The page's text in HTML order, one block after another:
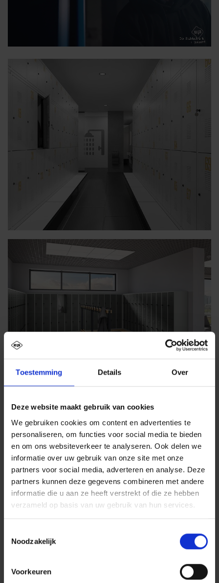
Toestemming Details Over
Deze website maakt gebruik van cookies
We gebruiken cookies om content en advertenties te
personaliseren, om functies voor social media te bieden
en om ons websiteverkeer te analyseren. Ook delen we
informatie over uw gebruik van onze site met onze
partners voor social media, adverteren en analyse. Deze
partners kunnen deze gegevens combineren met andere
informatie die u aan ze heeft verstrekt of die ze hebben
verzameld op basis van uw gebruik van hun services.
Noodzakelijk
Voorkeuren